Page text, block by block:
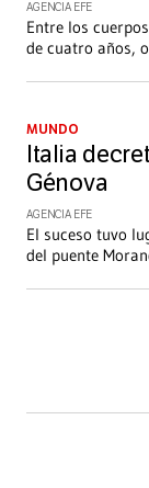
AGENCIA EFE
Entre los
de cuatro años,
MUNDO
Italia
Génova
AGENCIA EFE
El suceso tuvo
del puente